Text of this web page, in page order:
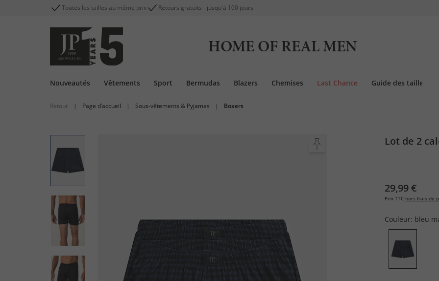
Toutes les tailles au même prix Retours gratuits - jusqu'à 100 jours
HOME OF REAL MEN
Nouveautés Vêtements Sport Bermudas Blazers Chemises Last Chance Guide des tailles
Retour | Page d’accueil | Sous-vêtements & Pyjamas | Boxers
Lot de 2
29,99 €
Prix TTC hors frais de
Couleur: bleu